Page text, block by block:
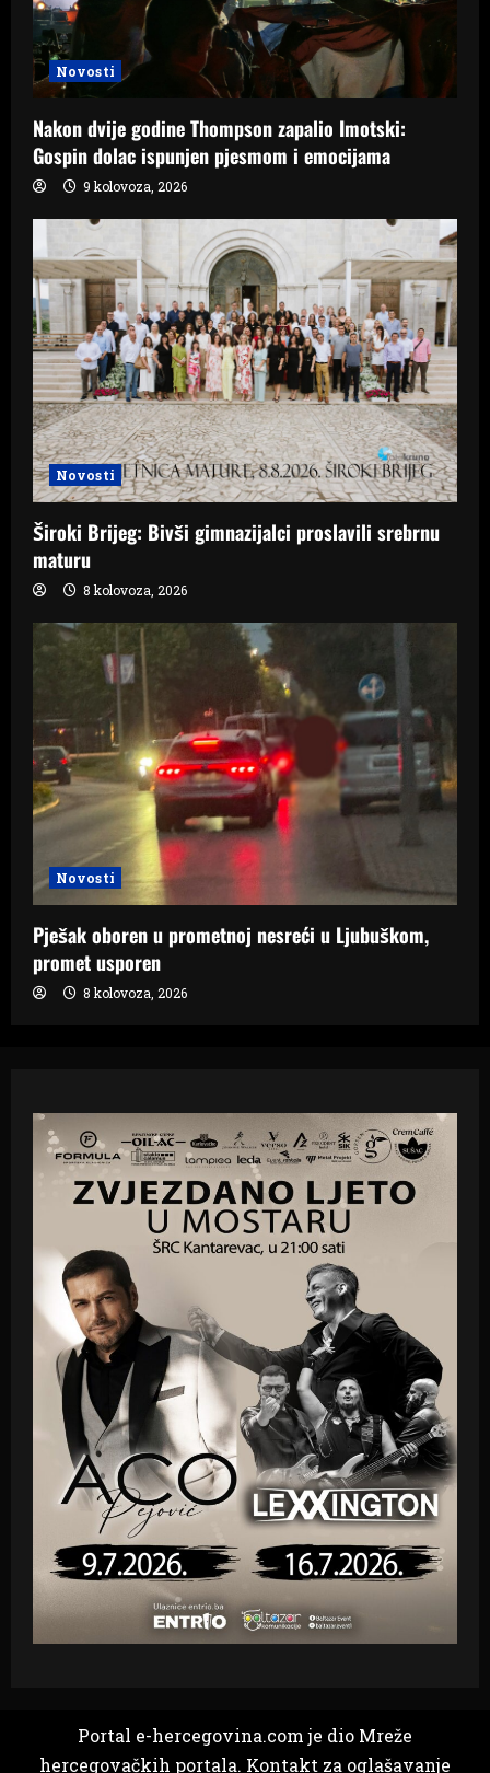
Novosti
Nakon dvije godine Thompson zapalio Imotski:
Gospin dolac ispunjen pjesmom i emocijama
9 kolovoza, 2026
Novosti
Široki Brijeg: Bivši gimnazijalci proslavili srebrnu
maturu
8 kolovoza, 2026
Novosti
Pješak oboren u prometnoj nesreći u Ljubuškom,
promet usporen
8 kolovoza, 2026
Portal e-hercegovina.com je dio Mreže
hercegovačkih portala. Kontakt za oglašavanje